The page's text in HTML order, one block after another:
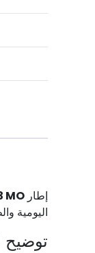
إطار MO
اليومية
توضيح